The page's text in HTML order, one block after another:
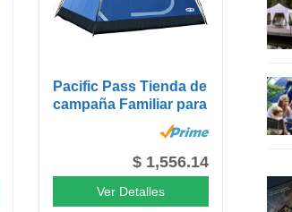
Pacific Pass Tienda de
campaña Familiar para
$ 1,556.14
Ver Detalles